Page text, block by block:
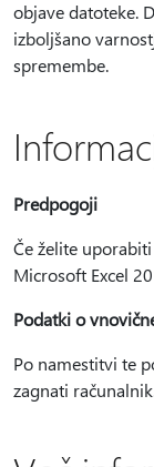
objave datoteke.
izboljšano
spremembe.
Predpogoji
Če želite
Microsoft Excel
Podatki o
Po namestitvi te
zagnati